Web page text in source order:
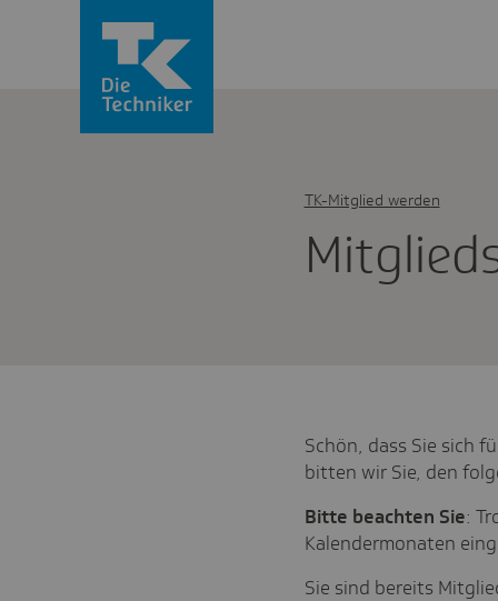
TK-Mitglied werden
Schön, dass Sie sich
bitten wir Sie, den
Bitte beachten Sie:
Kalendermonaten
Sie sind bereits